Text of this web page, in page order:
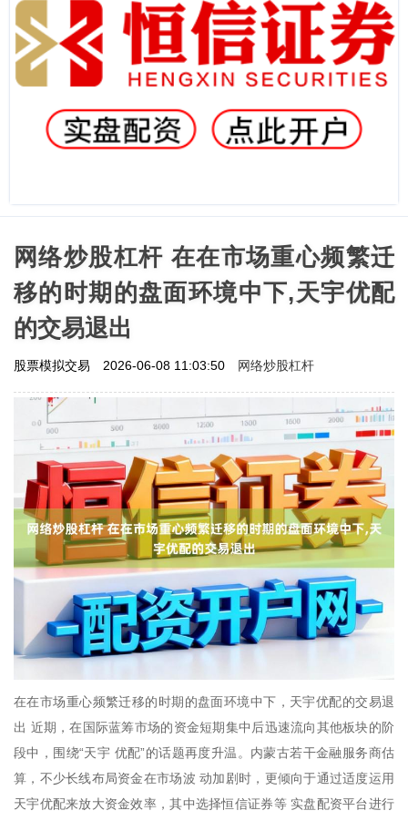
网络炒股杠杆 在在市场重心频繁迁
移的时期的盘面环境中下,天宇优配
的交易退出
股票模拟交易 2026-06-08 11:03:50 网络炒股杠杆
在在市场重心频繁迁移的时期的盘面环境中下，天宇优配的交易退
出 近期，在国际蓝筹市场的资金短期集中后迅速流向其他板块的阶
段中，围绕“天宇 优配”的话题再度升温。内蒙古若干金融服务商估
算，不少长线布局资金在市场波 动加剧时，更倾向于通过适度运用
天宇优配来放大资金效率，其中选择恒信证券等 实盘配资平台进行